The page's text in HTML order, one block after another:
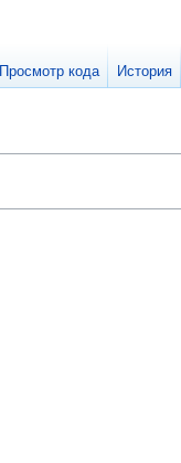
Просмотр кода История